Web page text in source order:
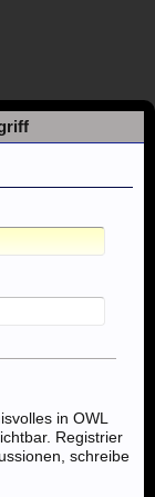
in OWL
Registrier
schreibe